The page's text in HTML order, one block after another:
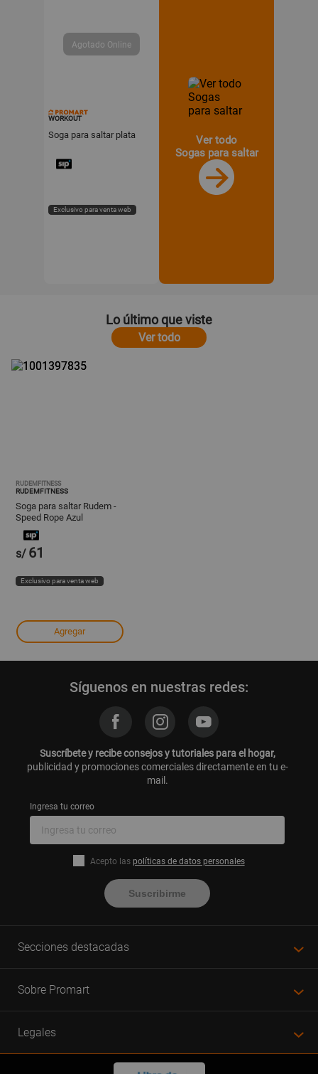
WORKOUT
Soga para saltar plata
Exclusivo para venta web
Ver todo
Sogas para saltar
Lo último que viste
Ver todo
RUDEMFITNESS
RUDEMFITNESS
Soga para saltar Rudem -
Speed Rope Azul
s/ 61
Exclusivo para venta web
Agregar
Síguenos en nuestras redes:
Suscríbete y recibe consejos y tutoriales para el hogar,
publicidad y promociones comerciales directamente en tu e-
mail.
Ingresa tu correo
Acepto las políticas de datos personales
Suscribirme
Secciones destacadas
Sobre Promart
Legales